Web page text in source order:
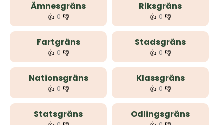
Ämnesgräns
👍 0 👎
Riksgräns
👍 0 👎
Fartgräns
👍 0 👎
Stadsgräns
👍 0 👎
Nationsgräns
👍 0 👎
Klassgräns
👍 0 👎
Statsgräns Odlingsgräns